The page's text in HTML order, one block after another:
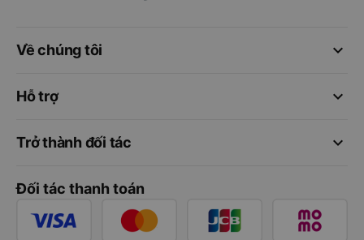
keyboard_arrow_down
Về chúng tôi
keyboard_arrow_down
Hỗ trợ
keyboard_arrow_down
Trở thành đối tác
Đối tác thanh toán